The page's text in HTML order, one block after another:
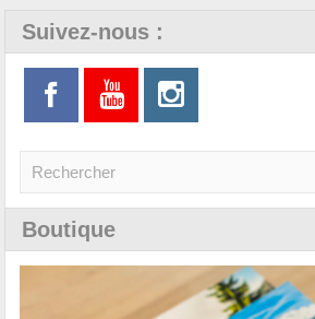
Suivez-nous :
Boutique